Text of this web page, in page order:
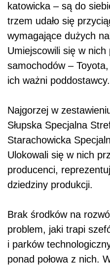
katowicka – są do
trzem udało się
wymagające dużych
Umiejscowili się w nich
samochodów –
ich ważni poddostawcy.
Najgorzej w
Słupska Specjalna
Starachowicka
Ulokowali się w nich
producenci,
dziedziny produkcji.
Brak środków na
problem, jaki trapi
i parków
ponad połowa z nich.